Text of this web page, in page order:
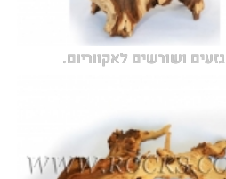
גזעים ושורשים לאקווריום.